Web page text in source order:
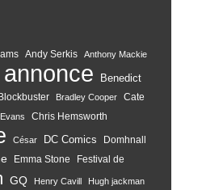
Andy Serkis Anthony Mackie
Benedict
Blockbuster Bradley Cooper
Cate
Chris Hemsworth
César DC Comics
Domhnall
Emma Stone
Festival de
GQ Henry Cavill Hugh jackman